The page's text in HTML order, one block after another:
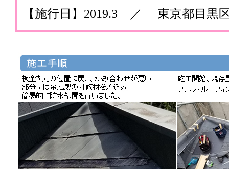
【施行日】2019.3 ／ 東京都目黒